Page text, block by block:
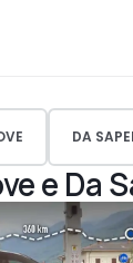
DA
e Da